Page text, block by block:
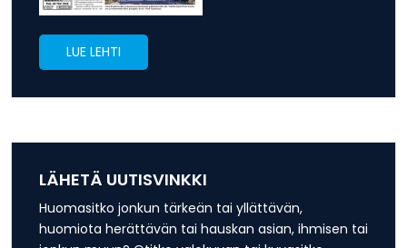
LUE LEHTI
LÄHETÄ UUTISVINKKI
Huomasitko jonkun tärkeän tai yllättävän,
huomiota herättävän tai hauskan asian, ihmisen tai